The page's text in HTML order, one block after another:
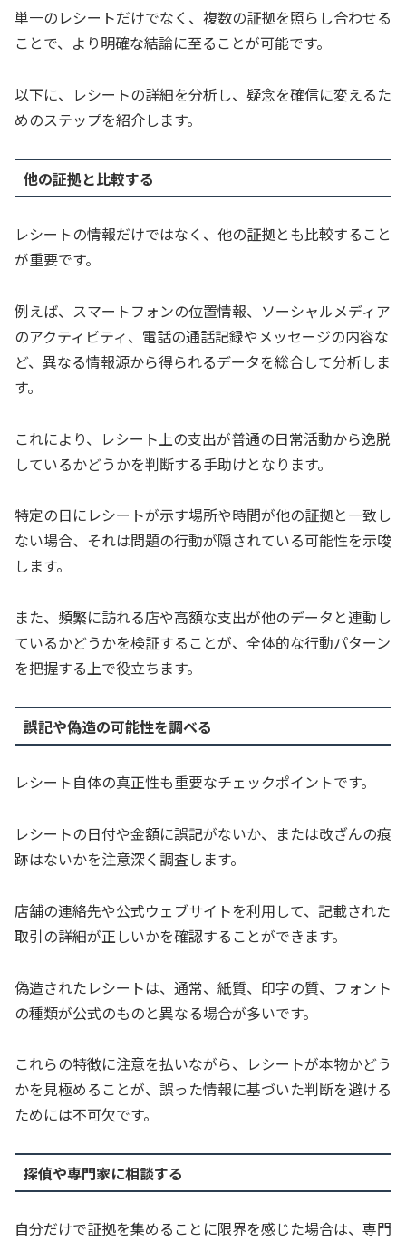
単一のレシートだけでなく、複数の証拠を照らし合わせる
ことで、より明確な結論に至ることが可能です。
以下に、レシートの詳細を分析し、疑念を確信に変えるた
めのステップを紹介します。
他の証拠と比較する
レシートの情報だけではなく、他の証拠とも比較すること
が重要です。
例えば、スマートフォンの位置情報、ソーシャルメディア
のアクティビティ、電話の通話記録やメッセージの内容な
ど、異なる情報源から得られるデータを総合して分析しま
す。
これにより、レシート上の支出が普通の日常活動から逸脱
しているかどうかを判断する手助けとなります。
特定の日にレシートが示す場所や時間が他の証拠と一致し
ない場合、それは問題の行動が隠されている可能性を示唆
します。
また、頻繁に訪れる店や高額な支出が他のデータと連動し
ているかどうかを検証することが、全体的な行動パターン
を把握する上で役立ちます。
誤記や偽造の可能性を調べる
レシート自体の真正性も重要なチェックポイントです。
レシートの日付や金額に誤記がないか、または改ざんの痕
跡はないかを注意深く調査します。
店舗の連絡先や公式ウェブサイトを利用して、記載された
取引の詳細が正しいかを確認することができます。
偽造されたレシートは、通常、紙質、印字の質、フォント
の種類が公式のものと異なる場合が多いです。
これらの特徴に注意を払いながら、レシートが本物かどう
かを見極めることが、誤った情報に基づいた判断を避ける
ためには不可欠です。
探偵や専門家に相談する
自分だけで証拠を集めることに限界を感じた場合は、専門